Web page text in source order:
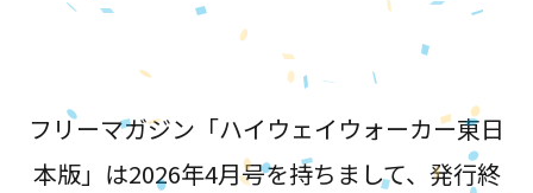
フリーマガジン「ハイウェイウォーカー東日
本版」は2026年4月号を持ちまして、発行終